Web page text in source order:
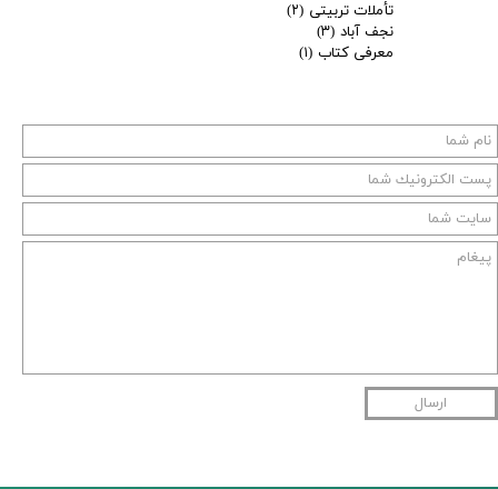
ارسال
تأملات تربیتی (۲)
نجف آباد (۳)
معرفی کتاب (۱)